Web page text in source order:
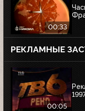
00:33
РЕКЛАМНЫЕ
00:05